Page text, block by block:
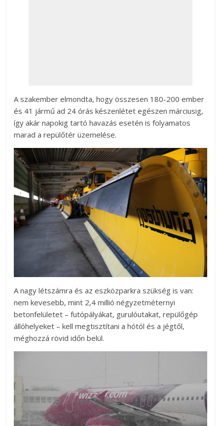
A szakember elmondta, hogy összesen 180-200 ember
és 41 jármű ad 24 órás készenlétet egészen márciusig,
így akár napokig tartó havazás esetén is folyamatos
marad a repülőtér üzemelése.
A nagy létszámra és az eszközparkra szükség is van:
nem kevesebb, mint 2,4 millió négyzetméternyi
betonfelületet – futópályákat, gurulóutakat, repülőgép
állóhelyeket – kell megtisztítani a hótól és a jégtől,
méghozzá rövid időn belül.